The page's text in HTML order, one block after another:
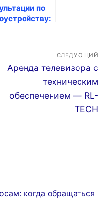
по
СЛЕДУЮЩИЙ
Следующая
Аренда телевизора с
техническим
обеспечением — RL-
TECH
когда обращаться